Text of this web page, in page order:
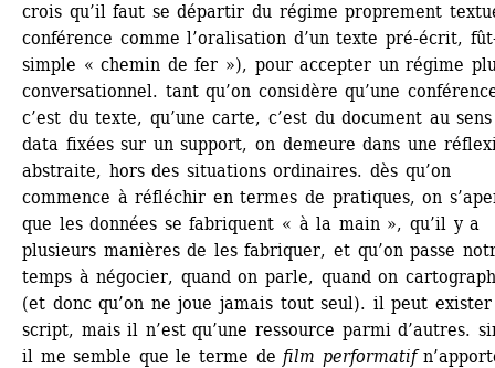
crois qu’il faut se départir du régime proprement
conférence comme l’oralisation d’un texte pré-écrit,
simple « chemin de fer »), pour accepter un régime
conversationnel. tant qu’on considère qu’une
c’est du texte, qu’une carte, c’est du document au
data fixées sur un support, on demeure dans une
abstraite, hors des situations ordinaires. dès qu’on
commence à réfléchir en termes de pratiques, on
que les données se fabriquent « à la main », qu’il y a
plusieurs manières de les fabriquer, et qu’on passe
temps à négocier, quand on parle, quand on
(et donc qu’on ne joue jamais tout seul). il peut
script, mais il n’est qu’une ressource parmi d’autres.
il me semble que le terme de film performatif